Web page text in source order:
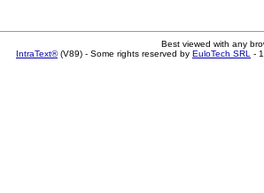
Best viewed with any
IntraText®(V89) - Some rights reserved by EuloTech SRL -